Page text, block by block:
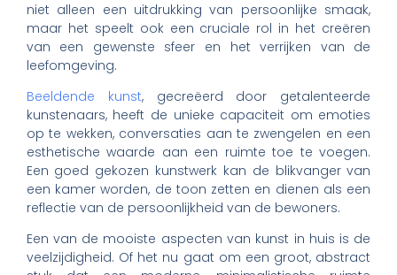
niet alleen een uitdrukking van persoonlijke smaak,
maar het speelt ook een cruciale rol in het creëren
van een gewenste sfeer en het verrijken van de
leefomgeving.
Beeldende kunst, gecreëerd door getalenteerde
kunstenaars, heeft de unieke capaciteit om emoties
op te wekken, conversaties aan te zwengelen en een
esthetische waarde aan een ruimte toe te voegen.
Een goed gekozen kunstwerk kan de blikvanger van
een kamer worden, de toon zetten en dienen als een
reflectie van de persoonlijkheid van de bewoners.
Een van de mooiste aspecten van kunst in huis is de
veelzijdigheid. Of het nu gaat om een groot, abstract